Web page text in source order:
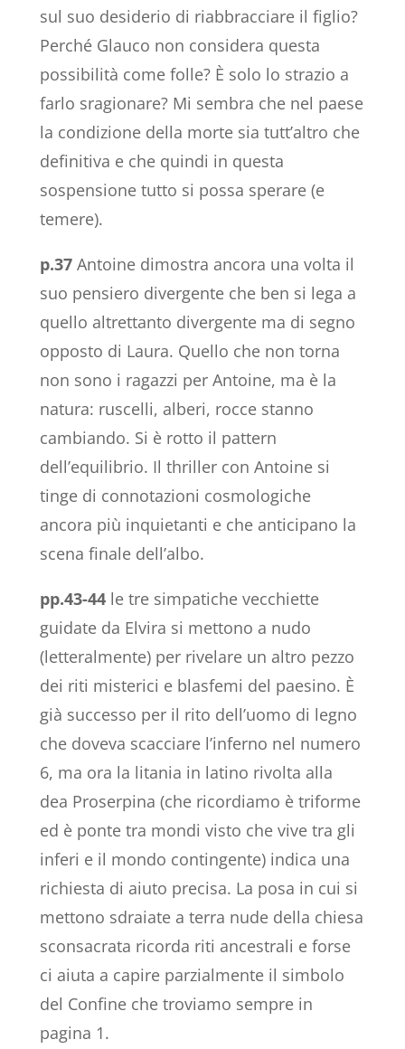
sul suo desiderio di riabbracciare il figlio?
Perché Glauco non considera questa
possibilità come folle? È solo lo strazio a
farlo sragionare? Mi sembra che nel paese
la condizione della morte sia tutt’altro che
definitiva e che quindi in questa
sospensione tutto si possa sperare (e
temere).
p.37Antoine dimostra ancora una volta il
suo pensiero divergente che ben si lega a
quello altrettanto divergente ma di segno
opposto di Laura. Quello che non torna
non sono i ragazzi per Antoine, ma è la
natura: ruscelli, alberi, rocce stanno
cambiando. Si è rotto il pattern
dell’equilibrio. Il thriller con Antoine si
tinge di connotazioni cosmologiche
ancora più inquietanti e che anticipano la
scena finale dell’albo.
pp.43-44le tre simpatiche vecchiette
guidate da Elvira si mettono a nudo
(letteralmente) per rivelare un altro pezzo
dei riti misterici e blasfemi del paesino. È
già successo per il rito dell’uomo di legno
che doveva scacciare l’inferno nel numero
6, ma ora la litania in latino rivolta alla
dea Proserpina (che ricordiamo è triforme
ed è ponte tra mondi visto che vive tra gli
inferi e il mondo contingente) indica una
richiesta di aiuto precisa. La posa in cui si
mettono sdraiate a terra nude della chiesa
sconsacrata ricorda riti ancestrali e forse
ci aiuta a capire parzialmente il simbolo
del Confine che troviamo sempre in
pagina 1.